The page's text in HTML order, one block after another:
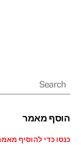
הוסף מאמר
כנסו כדי להוסיף